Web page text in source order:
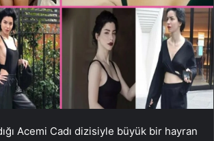
Acemi Cadı dizisiyle büyük bir hayran